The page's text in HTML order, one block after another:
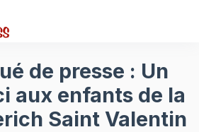
de presse : Un
aux enfants de la
Saint Valentin